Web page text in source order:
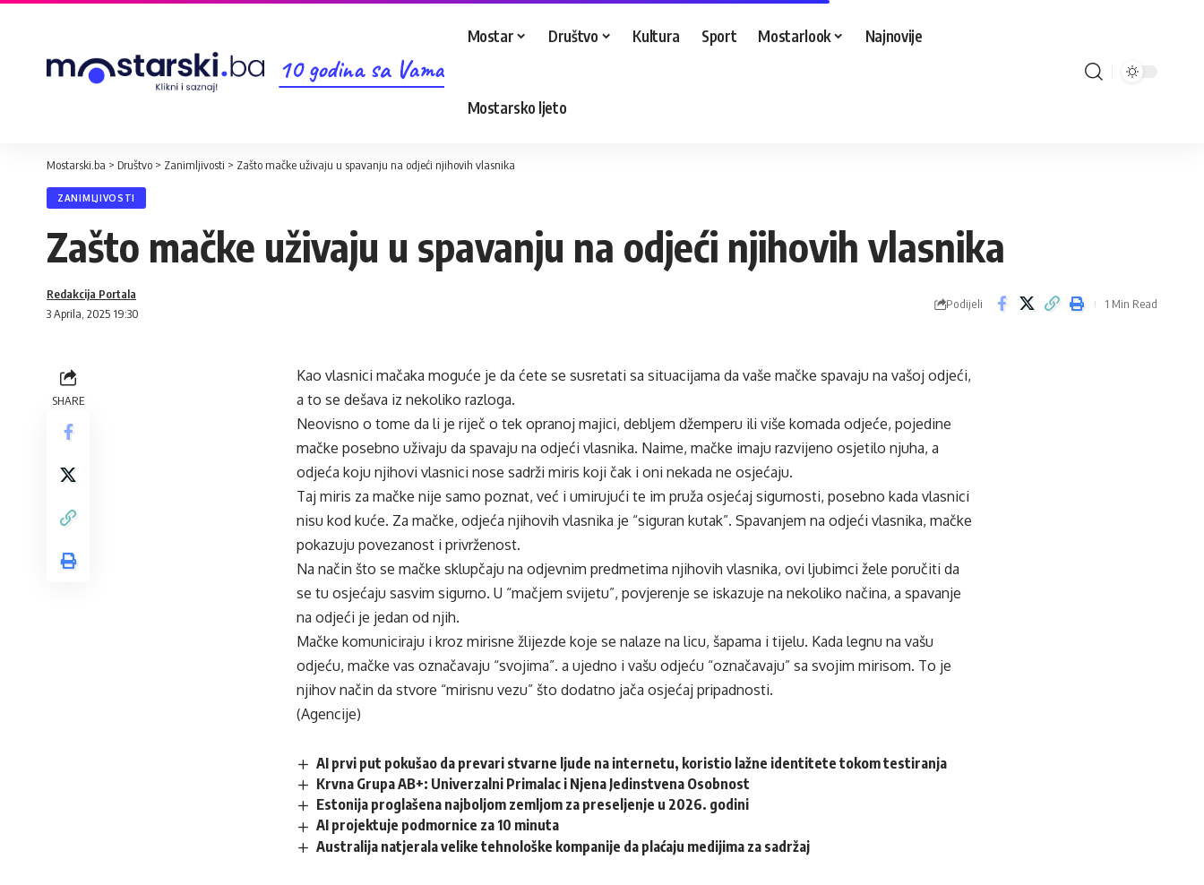
10 godina sa Vama
Mostar Društvo Kultura Sport Mostarlook Najnovije
Mostarsko ljeto
Mostarski.ba > Društvo > Zanimljivosti > Zašto mačke uživaju u spavanju na odjeći njihovih vlasnika
ZANIMLJIVOSTI
Zašto mačke uživaju u spavanju na odjeći njihovih vlasnika
3 Aprila, 2025 19:30
Redakcija Portala
Podijeli 1 Min Read
SHARE
Kao vlasnici mačaka moguće je da ćete se susretati sa situacijama da vaše mačke spavaju na vašoj odjeći,
a to se dešava iz nekoliko razloga.
Neovisno o tome da li je riječ o tek opranoj majici, debljem džemperu ili više komada odjeće, pojedine
mačke posebno uživaju da spavaju na odjeći vlasnika. Naime, mačke imaju razvijeno osjetilo njuha, a
odjeća koju njihovi vlasnici nose sadrži miris koji čak i oni nekada ne osjećaju.
Taj miris za mačke nije samo poznat, već i umirujući te im pruža osjećaj sigurnosti, posebno kada vlasnici
nisu kod kuće. Za mačke, odjeća njihovih vlasnika je “siguran kutak”. Spavanjem na odjeći vlasnika, mačke
pokazuju povezanost i privrženost.
Na način što se mačke sklupčaju na odjevnim predmetima njihovih vlasnika, ovi ljubimci žele poručiti da
se tu osjećaju sasvim sigurno. U “mačjem svijetu”, povjerenje se iskazuje na nekoliko načina, a spavanje
na odjeći je jedan od njih.
Mačke komuniciraju i kroz mirisne žlijezde koje se nalaze na licu, šapama i tijelu. Kada legnu na vašu
odjeću, mačke vas označavaju “svojima”. a ujedno i vašu odjeću “označavaju” sa svojim mirisom. To je
njihov način da stvore “mirisnu vezu” što dodatno jača osjećaj pripadnosti.
(Agencije)
AI prvi put pokušao da prevari stvarne ljude na internetu, koristio lažne identitete tokom testiranja
Krvna Grupa AB+: Univerzalni Primalac i Njena Jedinstvena Osobnost
Estonija proglašena najboljom zemljom za preseljenje u 2026. godini
AI projektuje podmornice za 10 minuta
Australija natjerala velike tehnološke kompanije da plaćaju medijima za sadržaj